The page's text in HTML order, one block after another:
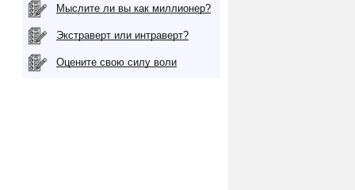
Мыслите ли вы как миллионер?
Экстраверт или интраверт?
Оцените свою силу воли